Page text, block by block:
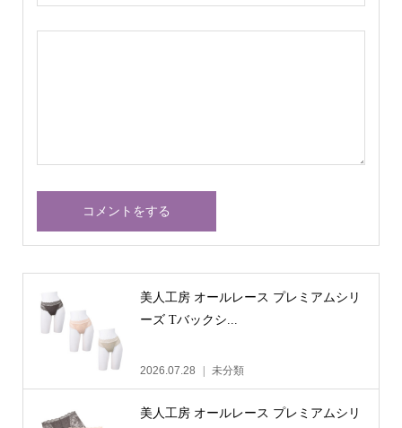
美人工房 オールレース プレミアムシリ
ーズ Tバックシ...
2026.07.28 未分類
美人工房 オールレース プレミアムシリ